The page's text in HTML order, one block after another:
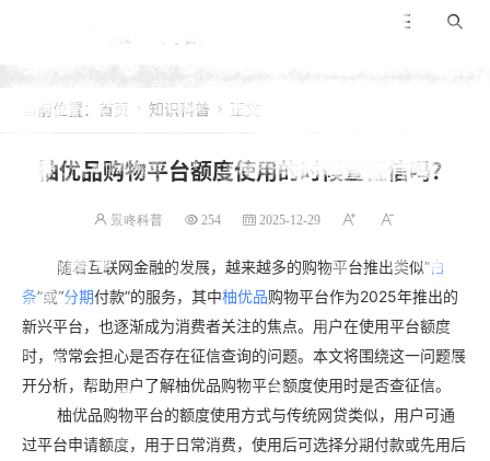
当前位置： 首页  知识科普  正文
柚优品购物平台额度使用的时候查征信吗？
景咚科普 254 2025-12-29
随着互联网金融的发展，越来越多的购物平台推出类似“白
条”或“分期付款”的服务，其中柚优品购物平台作为2025年推出的
新兴平台，也逐渐成为消费者关注的焦点。用户在使用平台额度
时，常常会担心是否存在征信查询的问题。本文将围绕这一问题展
开分析，帮助用户了解柚优品购物平台额度使用时是否查征信。
柚优品购物平台的额度使用方式与传统网贷类似，用户可通
过平台申请额度，用于日常消费，使用后可选择分期付款或先用后